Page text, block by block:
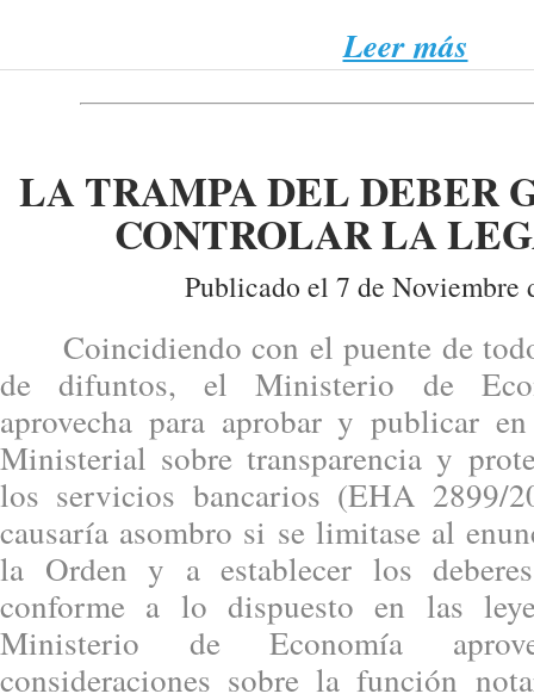
Leer más
LA TRAMPA DEL DEBER
CONTROLAR LA
Publicado el 7 de Noviembre
Coincidiendo con el puente de
de difuntos, el Ministerio de
aprovecha para aprobar y publicar
Ministerial sobre transparencia y
los servicios bancarios (EHA 2899/
causaría asombro si se limitase al
la Orden y a establecer los
conforme a lo dispuesto en las
Ministerio de Economía
consideraciones sobre la función